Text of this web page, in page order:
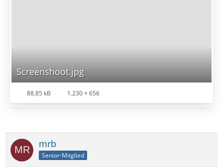
Screenshoot.jpg
88,85 kB 1.230 × 656
mrb
Senior-Mitglied